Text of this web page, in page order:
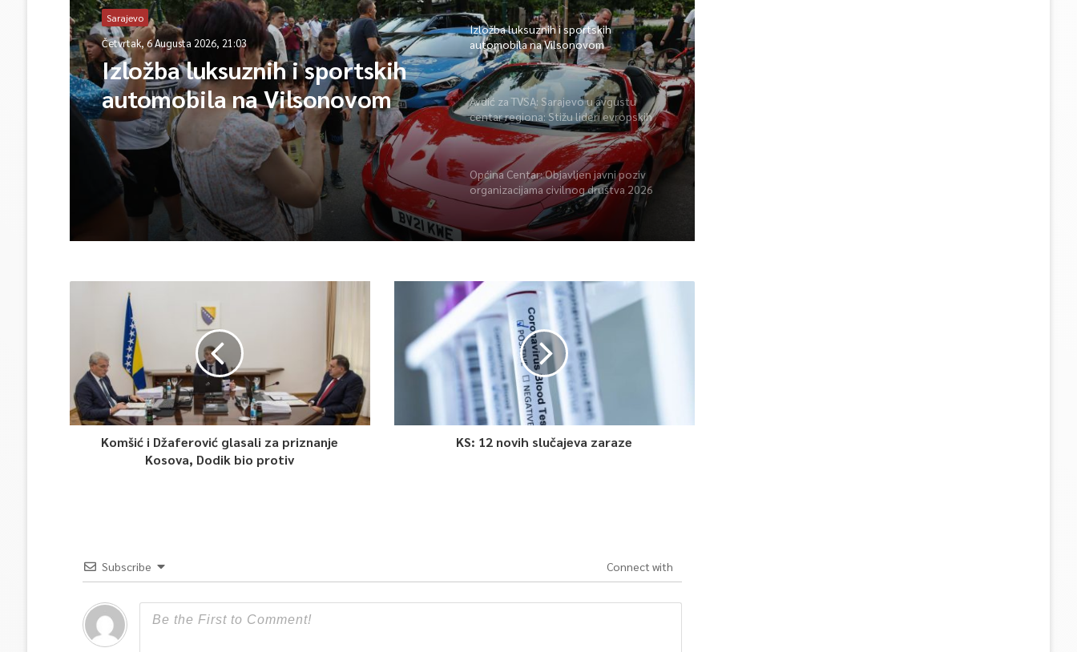
Sarajevo
Četvrtak, 6 Augusta 2026, 21:03
Izložba luksuznih i sportskih
automobila na Vilsonovom
Izložba luksuznih i sportskih
automobila na Vilsonovom
Avdić za TVSA: Sarajevo u avgustu
centar regiona: Stižu lideri evropskih
gradova
Općina Centar: Objavljen javni poziv
organizacijama civilnog društva 2026
Komšić i Džaferović glasali za priznanje
Kosova, Dodik bio protiv
KS: 12 novih slučajeva zaraze
Subscribe Connect with